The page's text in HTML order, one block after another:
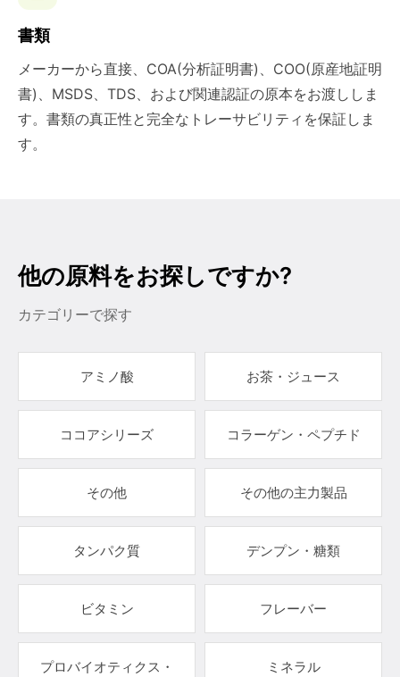
書類
メーカーから直接、COA(分析証明書)、COO(原産地証明
書)、MSDS、TDS、および関連認証の原本をお渡ししま
す。書類の真正性と完全なトレーサビリティを保証しま
す。
他の原料をお探しですか?
カテゴリーで探す
アミノ酸 お茶・ジュース
ココアシリーズ コラーゲン・ペプチド
その他 その他の主力製品
タンパク質 デンプン・糖類
ビタミン フレーバー
プロバイオティクス・
ミネラル